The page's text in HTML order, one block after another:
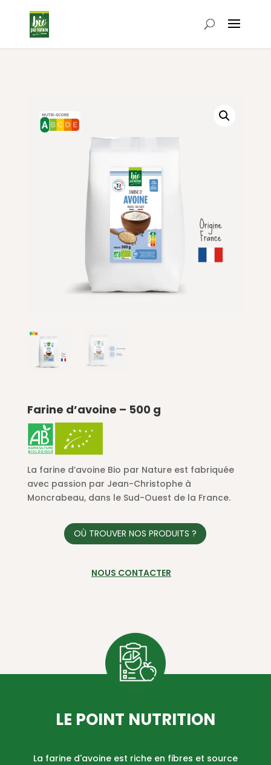
Farine d’avoine – 500 g
La farine d’avoine Bio par Nature est fabriquée
avec passion par Jean-Christophe à
Moncrabeau, dans le Sud-Ouest de la France.
OÙ TROUVER NOS PRODUITS ?
NOUS CONTACTER
LE POINT NUTRITION
La farine d'avoine est riche en fibres et source